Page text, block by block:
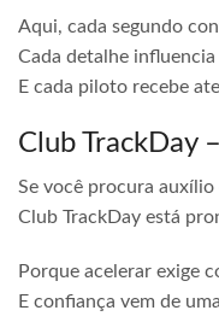
Aqui, cada segundo
Cada detalhe
E cada piloto recebe
Club TrackDay
Se você procura
Club TrackDay está
Porque acelerar exige
E confiança vem de